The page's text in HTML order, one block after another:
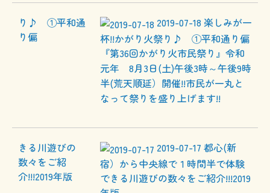
2019-07-18 楽しみが一
杯!!かがり火祭り♪ ①平和通り偏
『第36回かがり火市民祭り』令和
元年 8月3日(土)午後3時～午後9時
半(荒天順延）開催!!市民が一丸と
なって祭りを盛り上げます!!
2019-07-17 都心(新
宿）から中央線で１時間半で体験
できる川遊びの数々をご紹介!!!2019